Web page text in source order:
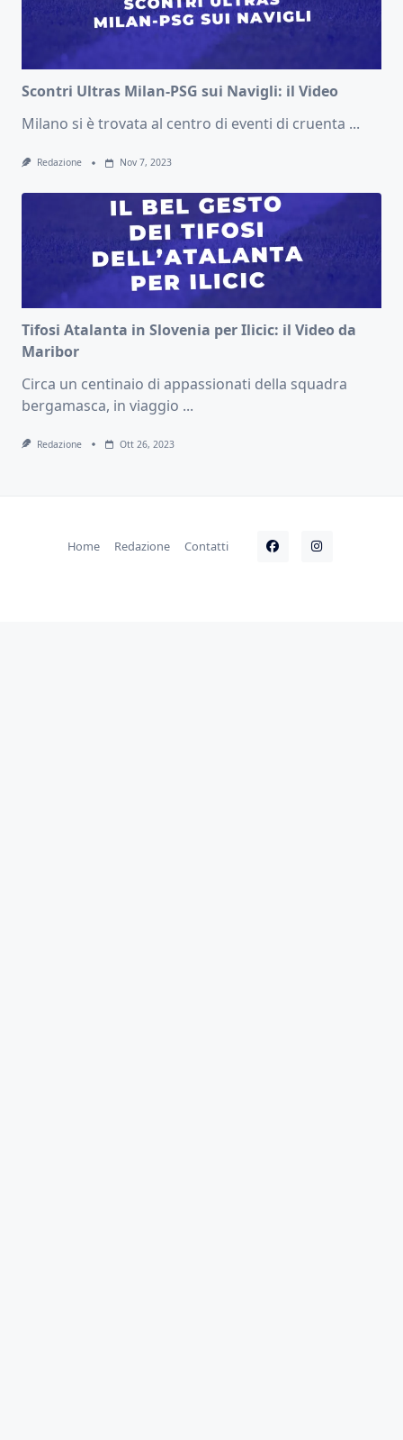
Scontri Ultras Milan-PSG sui Navigli: il Video
Milano si è trovata al centro di eventi di cruenta ...
Redazione Nov 7, 2023
Tifosi Atalanta in Slovenia per Ilicic: il Video da
Maribor
Circa un centinaio di appassionati della squadra
bergamasca, in viaggio ...
Redazione Ott 26, 2023
Home Redazione Contatti